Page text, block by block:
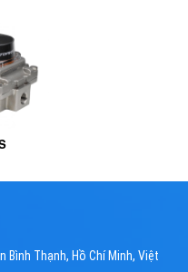
Bình Thạnh, Hồ Chí Minh, Việt